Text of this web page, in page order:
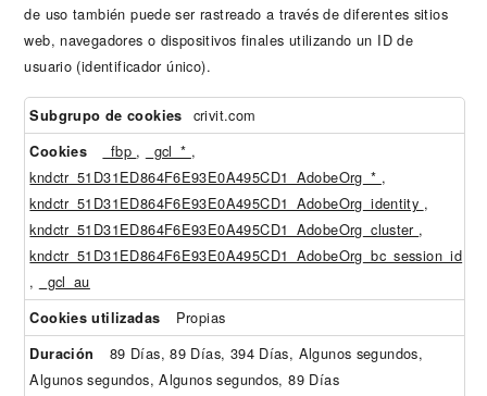
de uso también puede ser rastreado a través de diferentes sitios
web, navegadores o dispositivos finales utilizando un ID de
usuario (identificador único).
crivit.com
_fbp , _gcl_* ,
kndctr_51D31ED864F6E93E0A495CD1_AdobeOrg_* ,
kndctr_51D31ED864F6E93E0A495CD1_AdobeOrg_identity ,
kndctr_51D31ED864F6E93E0A495CD1_AdobeOrg_cluster ,
kndctr_51D31ED864F6E93E0A495CD1_AdobeOrg_bc_session_id
,
_gcl_au
Propias
89 Días, 89 Días, 394 Días, Algunos segundos,
Algunos segundos, Algunos segundos, 89 Días